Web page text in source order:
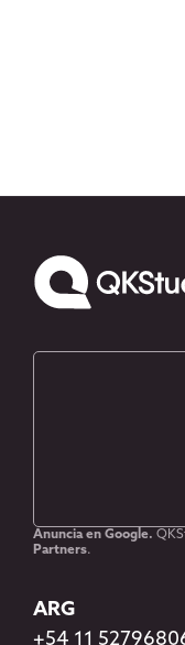
Anuncia en Google.
Partners.
ARG
+54 11